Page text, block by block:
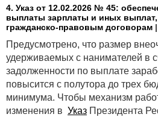
могут принять во внимание
и уточнить учетную политику в
признания финансовых
поправки будут полезны
отчетности, которым требуется
результативность инвестиций в
инструменты, переоценка
в составе прочего совокупного
4. Указ от 12.02.2026 № 45:
выплаты зарплаты и иных
гражданско-правовым договорам |
Предусмотрено, что размер
удерживаемых с нанимателей в
задолженности по выплате
повысится с полутора до трех
минимума. Чтобы механизм
изменения в Указ Президента